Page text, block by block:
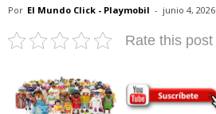
Por El Mundo Click - Playmobil - junio 4, 2026
Rate this post